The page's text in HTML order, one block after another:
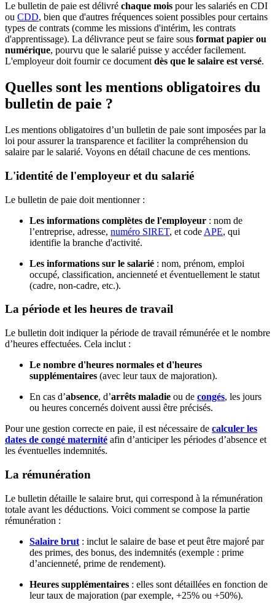
Le bulletin de paie est délivré chaque mois pour les salariés en CDI
ou CDD, bien que d'autres fréquences soient possibles pour certains
types de contrats (comme les missions d'intérim, les contrats
d'apprentissage). La délivrance peut se faire sous format papier ou
numérique, pourvu que le salarié puisse y accéder facilement.
L'employeur doit fournir ce documentdès que le salaire est versé.
Quelles sont les mentions obligatoires du
bulletin de paie ?
Les mentions obligatoires d’un bulletin de paie sont imposées par la
loi pour assurer la transparence et faciliter la compréhension du
salaire par le salarié. Voyons en détail chacune de ces mentions.
L'identité de l'employeur et du salarié
Le bulletin de paie doit mentionner :
Les informations complètes de l'employeur : nom de
l’entreprise, adresse, numéro SIRET, et code APE, qui
identifie la branche d'activité.
Les informations sur le salarié : nom, prénom, emploi
occupé, classification, ancienneté et éventuellement le statut
(cadre, non-cadre, etc.).
La période et les heures de travail
Le bulletin doit indiquer la période de travail rémunérée et le nombre
d’heures effectuées. Cela inclut :
Le nombre d'heures normales et d'heures
supplémentaires (avec leur taux de majoration).
En cas d’absence, d’arrêts maladie ou de congés, les jours
ou heures concernés doivent aussi être précisés.
Pour une gestion correcte en paie, il est nécessaire de calculer les
dates de congé maternité afin d’anticiper les périodes d’absence et
les éventuelles indemnités.
La rémunération
Le bulletin détaille le salaire brut, qui correspond à la rémunération
totale avant les déductions. Voici comment se compose la partie
rémunération :
Salaire brut : inclut le salaire de base et peut être majoré par
des primes, des bonus, des indemnités (exemple : prime
d’ancienneté, prime de rendement).
Heures supplémentaires : elles sont détaillées en fonction de
leur taux de majoration (par exemple, +25% ou +50%).